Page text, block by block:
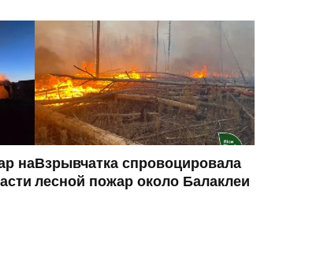
наВзрывчатка спровоцировала
лесной пожар около Балаклеи